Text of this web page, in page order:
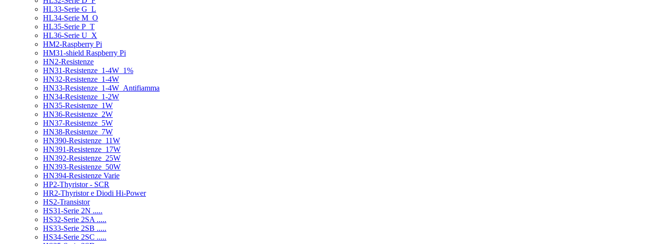
HL33-Serie G_L
HL34-Serie M_O
HL35-Serie P_T
HL36-Serie U_X
HM2-Raspberry Pi
HM31-shield Raspberry Pi
HN2-Resistenze
HN31-Resistenze_1-4W_1%
HN32-Resistenze_1-4W
HN33-Resistenze_1-4W_Antifiamma
HN34-Resistenze_1-2W
HN35-Resistenze_1W
HN36-Resistenze_2W
HN37-Resistenze_5W
HN38-Resistenze_7W
HN390-Resistenze_11W
HN391-Resistenze_17W
HN392-Resistenze_25W
HN393-Resistenze_50W
HN394-Resistenze Varie
HP2-Thyristor - SCR
HR2-Thyristor e Diodi Hi-Power
HS2-Transistor
HS31-Serie 2N .....
HS32-Serie 2SA .....
HS33-Serie 2SB .....
HS34-Serie 2SC .....